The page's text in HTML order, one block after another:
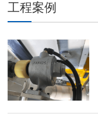
工程案例